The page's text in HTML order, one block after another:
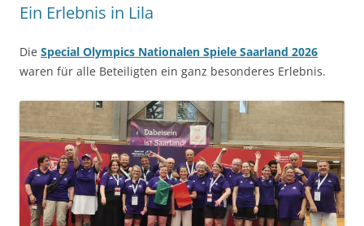
Ein Erlebnis in Lila
Die Special Olympics Nationalen Spiele Saarland 2026
waren für alle Beteiligten ein ganz besonderes Erlebnis.